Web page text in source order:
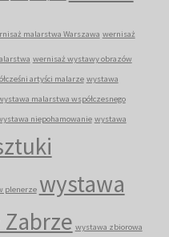
malarstwa Warszawa wernisaż
wernisaż wystawy obrazów
artyści malarze wystawa
malarstwa współczesnego
niepohamowanie wystawa
plenerze wystawa
wystawa zbiorowa